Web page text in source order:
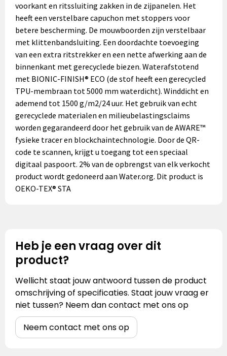
voorkant en ritssluiting zakken in de zijpanelen. Het
heeft een verstelbare capuchon met stoppers voor
betere bescherming. De mouwboorden zijn verstelbaar
met klittenbandsluiting. Een doordachte toevoeging
van een extra ritstrekker en een nette afwerking aan de
binnenkant met gerecyclede biezen. Waterafstotend
met BIONIC-FINISH® ECO (de stof heeft een gerecycled
TPU-membraan tot 5000 mm waterdicht). Winddicht en
ademend tot 1500 g/m2/24 uur. Het gebruik van echt
gerecyclede materialen en milieubelastingsclaims
worden gegarandeerd door het gebruik van de AWARE™
fysieke tracer en blockchaintechnologie. Door de QR-
code te scannen, krijgt u toegang tot een speciaal
digitaal paspoort. 2% van de opbrengst van elk verkocht
product wordt gedoneerd aan Water.org. Dit product is
OEKO-TEX® STA
Heb je een vraag over dit
product?
Wellicht staat jouw antwoord tussen de product
omschrijving of specificaties. Staat jouw vraag er
niet tussen? Neem dan contact met ons op
Neem contact met ons op